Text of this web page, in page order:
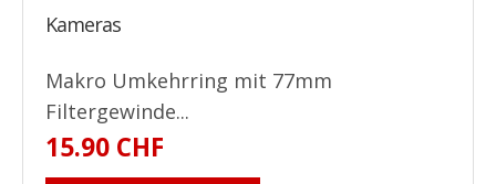
Kameras
Makro Umkehrring mit 77mm
Filtergewinde...
15.90 CHF